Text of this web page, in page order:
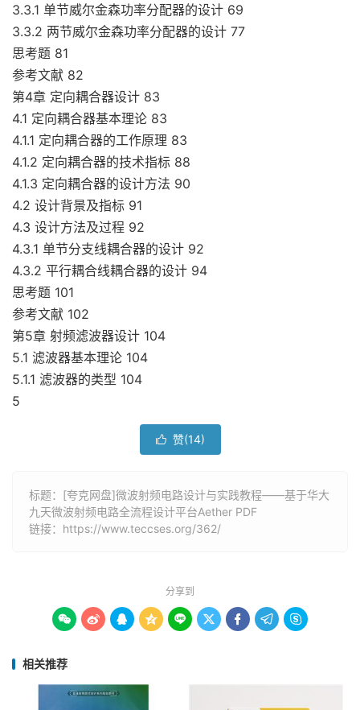
3.3.1 单节威尔金森功率分配器的设计 69
3.3.2 两节威尔金森功率分配器的设计 77
思考题 81
参考文献 82
第4章 定向耦合器设计 83
4.1 定向耦合器基本理论 83
4.1.1 定向耦合器的工作原理 83
4.1.2 定向耦合器的技术指标 88
4.1.3 定向耦合器的设计方法 90
4.2 设计背景及指标 91
4.3 设计方法及过程 92
4.3.1 单节分支线耦合器的设计 92
4.3.2 平行耦合线耦合器的设计 94
思考题 101
参考文献 102
第5章 射频滤波器设计 104
5.1 滤波器基本理论 104
5.1.1 滤波器的类型 104
5
 赞(14)
标题：[夸克网盘]微波射频电路设计与实践教程――基于华大
九天微波射频电路全流程设计平台Aether PDF
链接： https://www.teccses.org/362/
分享到
        
相关推荐